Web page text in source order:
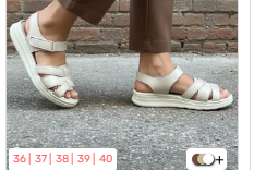
36 37 38 39 40